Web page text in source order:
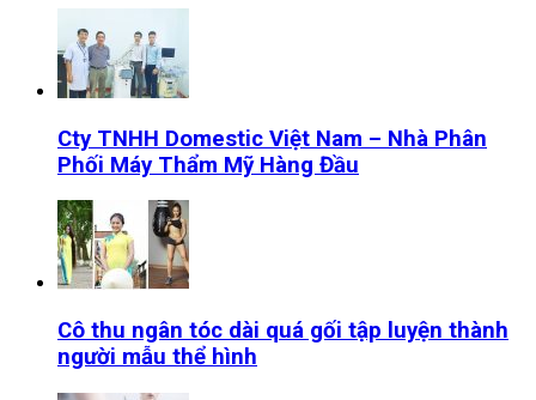
Cty TNHH Domestic Việt Nam – Nhà Phân
Phối Máy Thẩm Mỹ Hàng Đầu
Cô thu ngân tóc dài quá gối tập luyện thành
người mẫu thể hình